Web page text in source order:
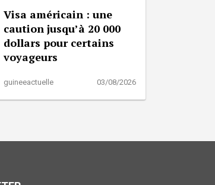
Visa américain : une
caution jusqu’à 20 000
dollars pour certains
voyageurs
guineeactuelle 03/08/2026